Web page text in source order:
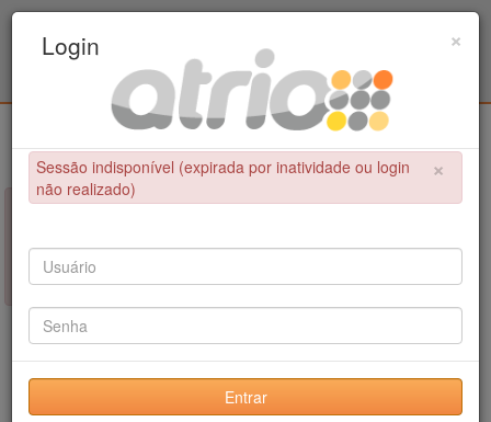
Educação Física / UPE - UFPB
×
NÃO FOI POSSÍVEL CONCLUIR A OPERAÇÃO
Sessão indisponível (expirada por inatividade ou login não
realizado)
×
Login
×
Sessão indisponível (expirada por inatividade ou login
não realizado)
Entrar